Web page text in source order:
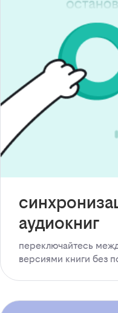
аудиокниг
переключайтесь
версиями книги без